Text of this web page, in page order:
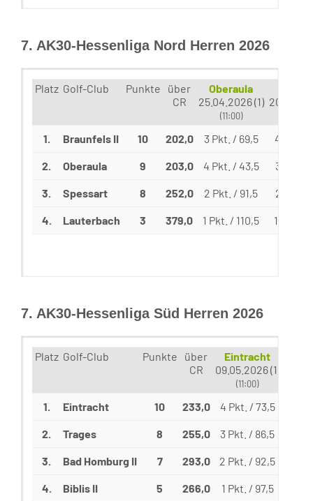
7. AK30-Hessenliga Nord Herren 2026
Platz Golf-Club Punkte
über
CR
Oberaula
25.04.2026 (1)
(11:00)
1. Braunfels II 10 202,0 3 Pkt. / 69,5 4 Pkt. /
2. Oberaula 9 203,0 4 Pkt. / 43,5 3 Pkt. /
3. Spessart 8 252,0 2 Pkt. / 91,5 2 Pkt. /
4. Lauterbach 3 379,0 1 Pkt. / 110,5 1 Pkt. /
7. AK30-Hessenliga Süd Herren 2026
Platz Golf-Club Punkte
über
CR
Eintracht
09.05.2026 (1)
(11:00)
1. Eintracht 10 233,0 4 Pkt. / 73,5
2. Trages 8 255,0 3 Pkt. / 86,5
3. Bad Homburg II 7 293,0 2 Pkt. / 92,5
4. Biblis II 5 266,0 1 Pkt. / 97,5